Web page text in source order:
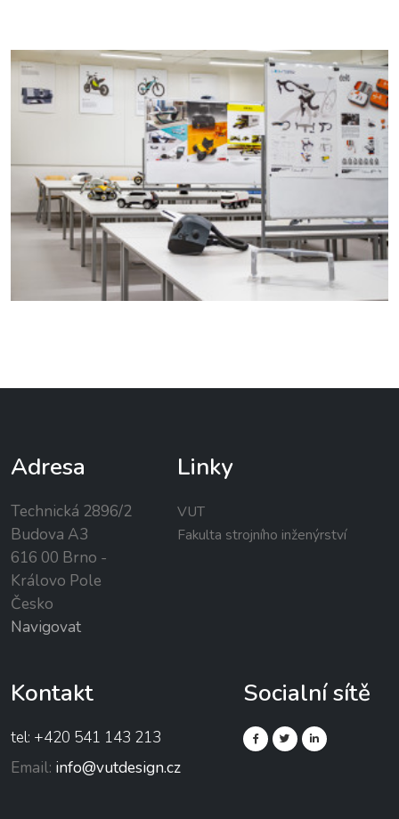
Adresa
Technická 2896/2
Budova A3
616 00 Brno -
Královo Pole
Česko
Navigovat
Linky
VUT
Fakulta strojního inženýrství
Kontakt
tel: +420 541 143 213
Email: info@vutdesign.cz
Socialní sítě